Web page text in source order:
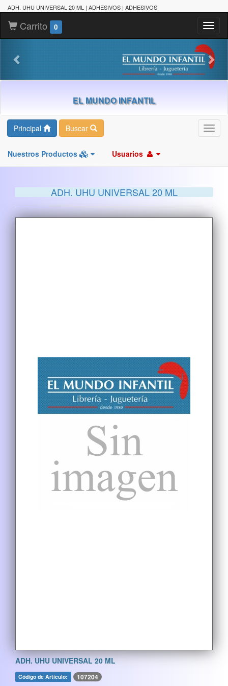
ADH. UHU UNIVERSAL 20 ML | ADHESIVOS | ADHESIVOS
Carrito 0
EL MUNDO INFANTIL
Principal Buscar
Nuestros Productos Usuarios
ADH. UHU UNIVERSAL 20 ML
ADH. UHU UNIVERSAL 20 ML
Código de Artículo: 107204